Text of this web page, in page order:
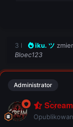
3 l iku. ツ
Bloec123
Administrator